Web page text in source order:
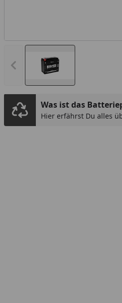
Vorheriges Bild anzeigen
Was ist das
Hier erfährst Du alles